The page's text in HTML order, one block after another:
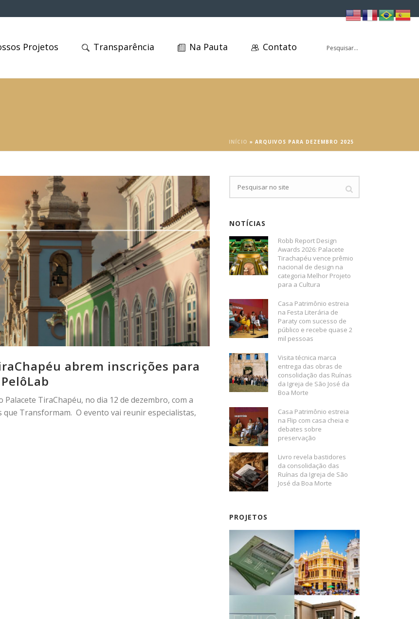
Projetos Transparência Na Pauta Contato
INÍCIO » ARQUIVOS PARA DEZEMBRO 2025
abrem inscrições para
TiraChapéu, no dia 12 de dezembro, com a
que Transformam. O evento vai reunir especialistas,
NOTÍCIAS
Robb Report Design
Awards 2026: Palacete
Tirachapéu vence prêmio
nacional de design na
categoria Melhor Projeto
para a Cultura
Casa Patrimônio estreia
na Festa Literária de
Paraty com sucesso de
público e recebe quase 2
mil pessoas
Visita técnica marca
entrega das obras de
consolidação das Ruínas
da Igreja de São José da
Boa Morte
Casa Patrimônio estreia
na Flip com casa cheia e
debates sobre
preservação
Livro revela bastidores
da consolidação das
Ruínas da Igreja de São
José da Boa Morte
PROJETOS